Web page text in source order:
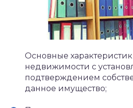
Основные
недвижимости с
подтверждением
данное имущество;